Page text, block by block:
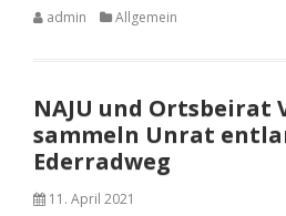
admin Allgemein
NAJU und Ortsbeirat
sammeln Unrat
Ederradweg
11. April 2021